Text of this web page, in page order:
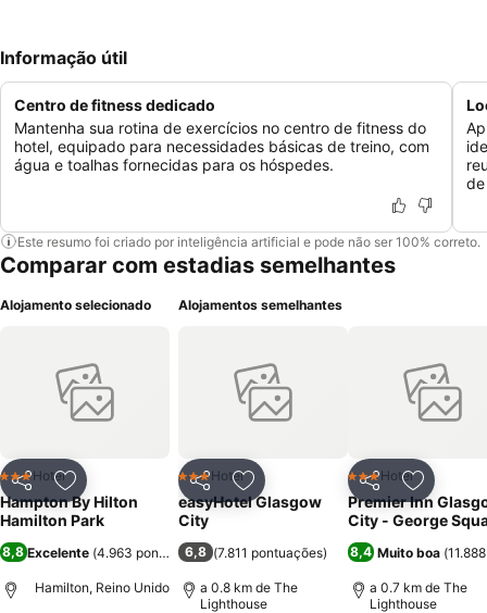
Informação útil
Centro de fitness dedicado
Mantenha sua rotina de exercícios no centro de fitness do
hotel, equipado para necessidades básicas de treino, com
água e toalhas fornecidas para os hóspedes.
Este resumo foi criado por inteligência artificial e pode não ser 100% correto.
Comparar com estadias semelhantes
Alojamento selecionado
PartilharAdicionar aos favoritos
3 Estrelas
Hotel
Hampton By Hilton
Hamilton Park
8,8Excelente (4.963 pontuações )
Hamilton, Reino Unido
Alojamentos semelhantes
PartilharAdicionar aos favoritos
3 Estrelas
Hotel
easyHotel Glasgow
City
6,8 (7.811 pontuações)
a 0.8 km de The
Lighthouse
Partilhar
3 Estrelas
Hotel
Premier Inn
City - George
8,4 Muito boa (
a 0.7 km de The
Lighthouse